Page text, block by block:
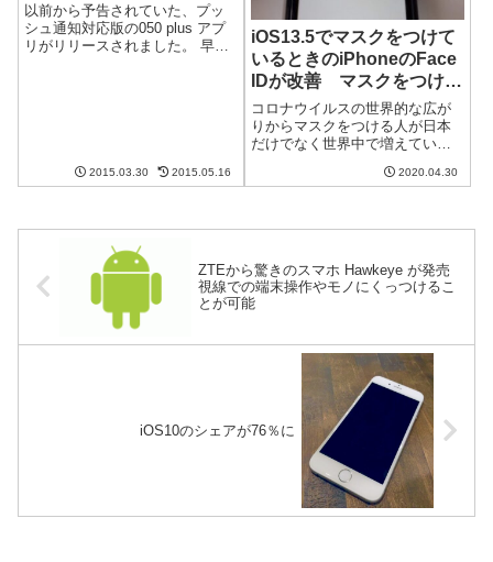
以前から予告されていた、プッ
シュ通知対応版の050 plus アプ
リがリリースされました。 早速
2015.03.30 2015.05.16
iOS13.5でマスクをつけて
いるときのiPhoneのFace
IDが改善 マスクをつけて
いることを認識してすぐに
パスコード入力へ
コロナウイルスの世界的な広が
りからマスクをつける人が日本
だけでなく世界中で増えていま
ものの1つがiPhoneのFace IDで
ります。それがiOS13.5で...
2020.04.30
ZTEから驚きのスマホ Hawkeye が発売
視線での端末操作やモノにくっつけるこ
とが可能
iOS10のシェアが76％に